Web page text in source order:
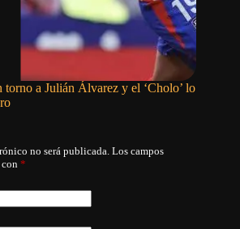
a Julián Álvarez y el ‘Cholo’ lo
no será publicada. Los campos
*